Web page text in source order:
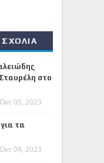
ΣΧΟΛΙΑ
στο
Οκτ 05, 2023
τα
Οκτ 04, 2023